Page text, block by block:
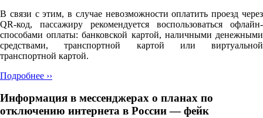
В связи с этим, в случае невозможности оплатить проезд через
QR-код, пассажиру рекомендуется воспользоваться офлайн-
способами оплаты: банковской картой, наличными денежными
средствами, транспортной картой или виртуальной
транспортной картой.
Подробнее ››
Информация в мессенджерах о планах по
отключению интернета в России — фейк